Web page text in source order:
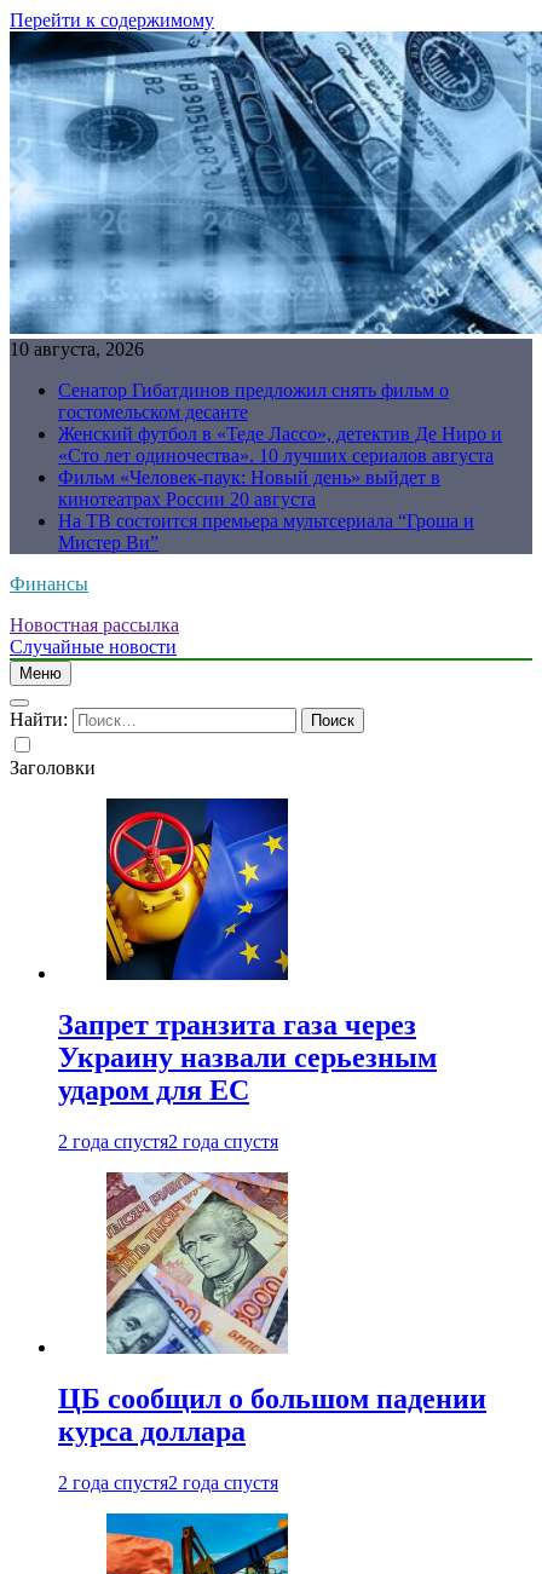
Перейти к содержимому
10 августа, 2026
Сенатор Гибатдинов предложил снять фильм о
гостомельском десанте
Женский футбол в «Теде Лассо», детектив Де Ниро и
«Сто лет одиночества». 10 лучших сериалов августа
Фильм «Человек-паук: Новый день» выйдет в
кинотеатрах России 20 августа
На ТВ состоится премьера мультсериала “Гроша и
Мистер Ви”
Финансы
Новостная рассылка
Случайные новости
Меню
Найти:
Заголовки
Запрет транзита газа через
Украину назвали серьезным
ударом для ЕС
2 года спустя2 года спустя
ЦБ сообщил о большом падении
курса доллара
2 года спустя2 года спустя